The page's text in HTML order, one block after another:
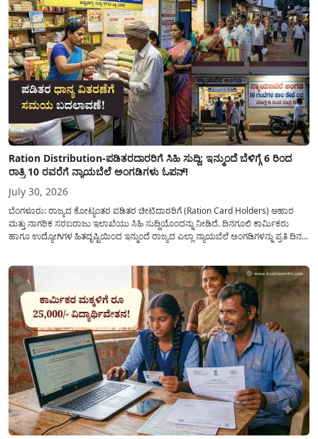
Ration Distribution-ಪಡಿತರದಾರರಿಗೆ ಸಿಹಿ ಸುದ್ದಿ: ಇನ್ಮುಂದೆ ಬೆಳಿಗ್ಗೆ 6 ರಿಂದ
ರಾತ್ರಿ 10 ರವರೆಗೆ ನ್ಯಾಯಬೆಲೆ ಅಂಗಡಿಗಳು ಓಪನ್!
July 30, 2026
ಬೆಂಗಳೂರು: ರಾಜ್ಯದ ಕೋಟ್ಯಂತರ ಪಡಿತರ ಚೀಟಿದಾರರಿಗೆ (Ration Card Holders) ಆಹಾರ
ಮತ್ತು ನಾಗರಿಕ ಸರಬರಾಜು ಇಲಾಖೆಯು ಸಿಹಿ ಸುದ್ದಿಯೊಂದನ್ನು ನೀಡಿದೆ. ದಿನಗೂಲಿ ಕಾರ್ಮಿಕರು
ಹಾಗೂ ಉದ್ಯೋಗಿಗಳ ಹಿತದೃಷ್ಟಿಯಿಂದ ಇನ್ಮುಂದೆ ರಾಜ್ಯದ ಎಲ್ಲಾ ನ್ಯಾಯಬೆಲೆ ಅಂಗಡಿಗಳನ್ನು ಪ್ರತಿ ದಿನ